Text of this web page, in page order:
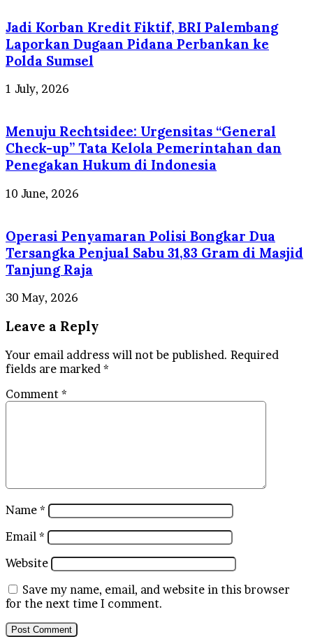
Jadi Korban Kredit Fiktif, BRI Palembang
Laporkan Dugaan Pidana Perbankan ke
Polda Sumsel
1 July, 2026
Menuju Rechtsidee: Urgensitas “General
Check-up” Tata Kelola Pemerintahan dan
Penegakan Hukum di Indonesia
10 June, 2026
Operasi Penyamaran Polisi Bongkar Dua
Tersangka Penjual Sabu 31,83 Gram di Masjid
Tanjung Raja
30 May, 2026
Leave a Reply
Your email address will not be published. Required
fields are marked *
Comment *
Name *
Email *
Website
Save my name, email, and website in this browser
for the next time I comment.